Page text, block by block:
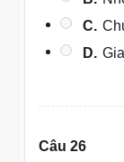
C.
D.
Câu 26